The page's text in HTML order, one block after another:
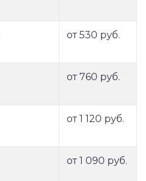
от 530 руб.
от 760 руб.
от 1 120 руб.
от 1 090 руб.